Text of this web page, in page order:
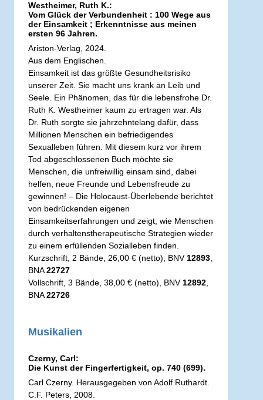
Westheimer, Ruth K.:
Vom Glück der Verbundenheit : 100 Wege aus
der Einsamkeit ; Erkenntnisse aus meinen
ersten 96 Jahren.
Ariston-Verlag, 2024.
Aus dem Englischen.
Einsamkeit ist das größte Gesundheitsrisiko
unserer Zeit. Sie macht uns krank an Leib und
Seele. Ein Phänomen, das für die lebensfrohe Dr.
Ruth K. Westheimer kaum zu ertragen war. Als
Dr. Ruth sorgte sie jahrzehntelang dafür, dass
Millionen Menschen ein befriedigendes
Sexualleben führen. Mit diesem kurz vor ihrem
Tod abgeschlossenen Buch möchte sie
Menschen, die unfreiwillig einsam sind, dabei
helfen, neue Freunde und Lebensfreude zu
gewinnen! – Die Holocaust-Überlebende berichtet
von bedrückenden eigenen
Einsamkeitserfahrungen und zeigt, wie Menschen
durch verhaltenstherapeutische Strategien wieder
zu einem erfüllenden Sozialleben finden.
Kurzschrift, 2 Bände, 26,00 € (netto), BNV12893,
BNA22727
Vollschrift, 3 Bände, 38,00 € (netto), BNV12892,
BNA22726
Musikalien
Czerny, Carl:
Die Kunst der Fingerfertigkeit, op. 740 (699).
Carl Czerny. Herausgegeben von Adolf Ruthardt.
C.F. Peters, 2008.